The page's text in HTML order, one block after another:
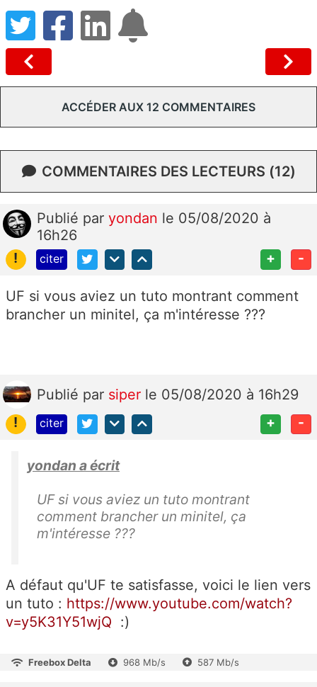
ACCÉDER AUX 12 COMMENTAIRES
COMMENTAIRES DES LECTEURS (12)
Publié par yondan le 05/08/2020 à
16h26
!
citer + -
UF si vous aviez un tuto montrant comment
brancher un minitel, ça m'intéresse ???
Publié par siper le 05/08/2020 à 16h29
!
citer + -
yondan a écrit
UF si vous aviez un tuto montrant
comment brancher un minitel, ça
m'intéresse ???
A défaut qu'UF te satisfasse, voici le lien vers
un tuto : https://www.youtube.com/watch?
v=y5K31Y51wjQ :)
Freebox Delta 968 Mb/s 587 Mb/s